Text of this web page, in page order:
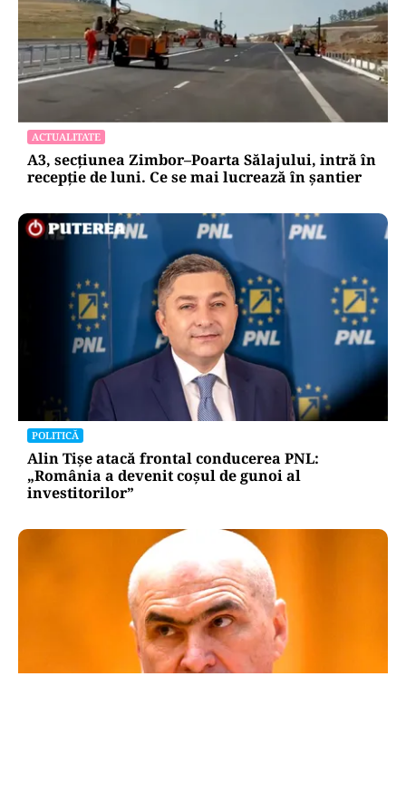
ACTUALITATE
A3, secțiunea Zimbor–Poarta Sălajului, intră în
recepție de luni. Ce se mai lucrează în șantier
POLITICĂ
Alin Tișe atacă frontal conducerea PNL:
„România a devenit coșul de gunoi al
investitorilor”